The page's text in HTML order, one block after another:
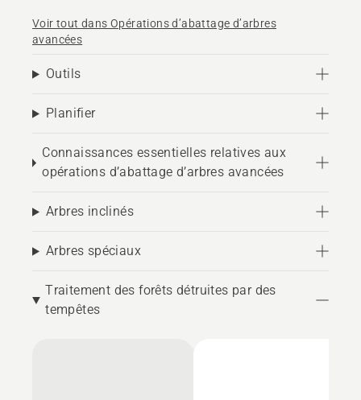
Voir tout dans Opérations d’abattage d’arbres
avancées
Outils
Planifier
Connaissances essentielles relatives aux
opérations d’abattage d’arbres avancées
Arbres inclinés
Arbres spéciaux
Traitement des forêts détruites par des
tempêtes